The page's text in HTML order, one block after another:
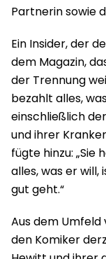
Partnerin sowie
Ein Insider, der
dem Magazin,
der Trennung
bezahlt alles,
einschließlich
und ihrer
fügte hinzu:
alles, was er will,
gut geht.“
Aus dem Umfeld
den Komiker